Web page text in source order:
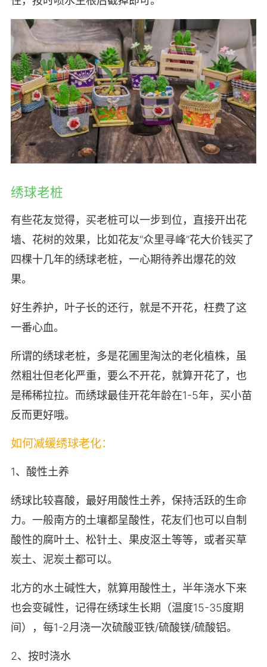
绣球老桩
有些花友觉得，买老桩可以一步到位，直接开出花
墙、花树的效果，比如花友“众里寻峰”花大价钱买了
四棵十几年的绣球老桩，一心期待养出爆花的效
果。
好生养护，叶子长的还行，就是不开花，枉费了这
一番心血。
所谓的绣球老桩，多是花圃里淘汰的老化植株，虽
然粗壮但老化严重，要么不开花，就算开花了，也
是稀稀拉拉。而绣球最佳开花年龄在1-5年，买小苗
反而更好哦。
如何减缓绣球老化：
1、酸性土养
绣球比较喜酸，最好用酸性土养，保持活跃的生命
力。一般南方的土壤都呈酸性，花友们也可以自制
酸性的腐叶土、松针土、果皮沤土等等，或者买草
炭土、泥炭土都可以。
北方的水土碱性大，就算用酸性土，半年浇水下来
也会变碱性，记得在绣球生长期（温度15-35度期
间），每1-2月浇一次硫酸亚铁/硫酸镁/硫酸铝。
2、按时浇水